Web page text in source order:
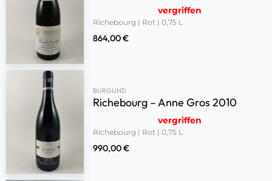
vergriffen
Richebourg | Rot | 0,75 L
864,00€
BURGUND
Richebourg – Anne Gros 2010
vergriffen
Richebourg | Rot | 0,75 L
990,00€